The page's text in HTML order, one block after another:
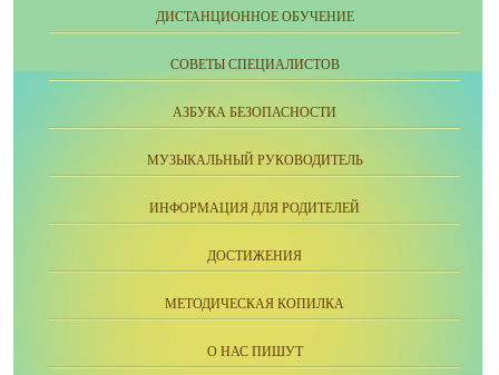
ДИСТАНЦИОННОЕ ОБУЧЕНИЕ
СОВЕТЫ СПЕЦИАЛИСТОВ
АЗБУКА БЕЗОПАСНОСТИ
МУЗЫКАЛЬНЫЙ РУКОВОДИТЕЛЬ
ИНФОРМАЦИЯ ДЛЯ РОДИТЕЛЕЙ
ДОСТИЖЕНИЯ
МЕТОДИЧЕСКАЯ КОПИЛКА
О НАС ПИШУТ